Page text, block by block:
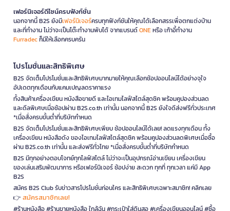
เฟอร์นิเจอร์ดีไซน์ครบฟังก์ชั่น
นอกจากนี้ B2S ยังมีเฟอร์นิเจอร์ครบทุกฟังก์ชันให้คุณได้เลือกสรรเพื่อตกแต่งบ้าน
และที่ทำงาน ไม่ว่าจะเป็นโต๊ะทำงานพับได้ จากแบรนด์ONEหรือ เก้าอี้ทำงาน
Furradecก็มีให้เลือกครบครัน
โปรโมชั่นและสิทธิพิเศษ
B2S จัดเต็มโปรโมชั่นและสิทธิพิเศษมากมายให้คุณเลือกช้อปออนไลน์ได้อย่างจุใจ
อัปเดตทุกเดือนกับแคมเปญลดราคาแรง
ทั้งสินค้าเครื่องเขียน หนังสือขายดี และไอเทมไลฟ์สไตล์สุดชิค พร้อมคูปองส่วนลด
และดีลพิเศษเมื่อช้อปผ่าน B2S.co.th เท่านั้น นอกจากนี้ B2S ยังใจดีส่งฟรีทั่วประเทศ
*เมื่อสั่งครบขั้นต่ำที่บริษัทกำหนด
B2S จัดเต็มโปรโมชั่นและสิทธิพิเศษเพียบ ช้อปออนไลน์ได้เลย! ลดแรงทุกเดือน ทั้ง
เครื่องเขียน หนังสือดัง ของไอเทมไลฟ์สไตล์สุดชิค พร้อมคูปองส่วนลดพิเศษเมื่อซื้อ
ผ่าน B2S.co.th เท่านั้น และส่งฟรีทั่วไทย *เมื่อสั่งครบขั้นต่ำที่บริษัทกำหนด
B2S มีทุกอย่างตอบโจทย์ทุกไลฟ์สไตล์ ไม่ว่าจะเป็นอุปกรณ์อ่านเขียน เครื่องเขียน
ของเล่นเสริมพัฒนาการ หรือเฟอร์นิเจอร์ ช้อปง่าย สะดวก ทุกที่ ทุกเวลา แค่มี App
B2S
สมัคร B2S Club รับข่าวสารโปรโมชั่นก่อนใคร และสิทธิพิเศษเฉพาะสมาชิก! คลิกเลย
👉 สมัครสมาชิกเลย!
#ร้านหนังสือ #ร้านขายหนังสือ ใกล้ฉัน #กระเป๋าใส่ดินสอ #เครื่องเขียนออนไลน์ #ซื้อ